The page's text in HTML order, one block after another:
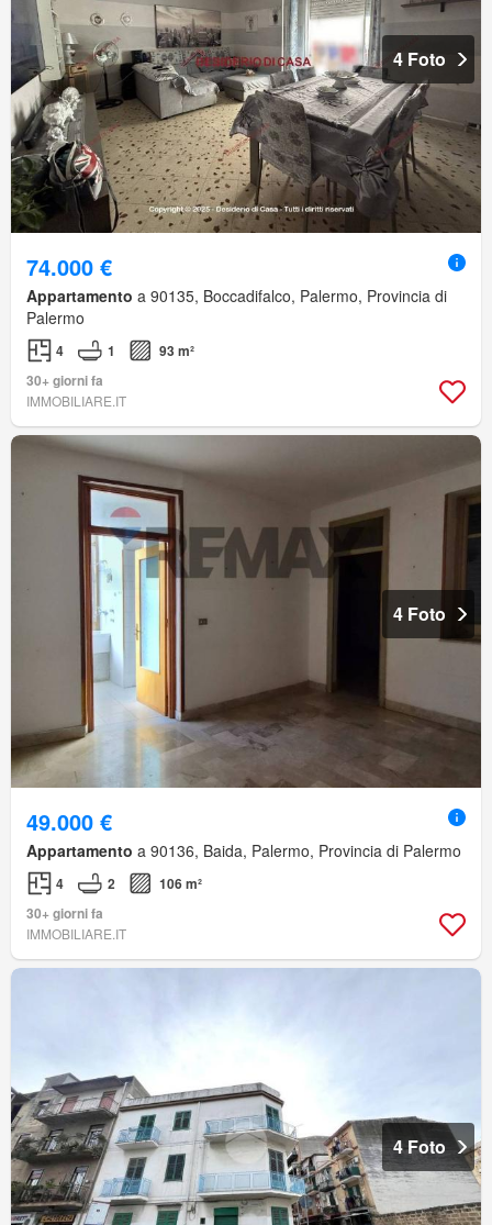
4 Foto
74.000 €
Appartamento a 90135, Boccadifalco, Palermo, Provincia di
Palermo
4 1
93 m²
30+ giorni fa
IMMOBILIARE.IT
4 Foto
49.000 €
Appartamento a 90136, Baida, Palermo, Provincia di Palermo
4 2
106 m²
30+ giorni fa
IMMOBILIARE.IT
4 Foto